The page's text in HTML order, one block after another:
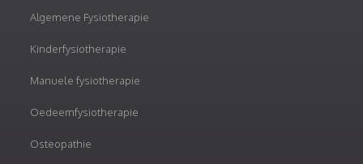
Algemene Fysiotherapie
Kinderfysiotherapie
Manuele fysiotherapie
Oedeemfysiotherapie
Osteopathie